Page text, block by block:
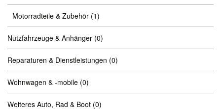
Motorradteile & Zubehör (1)
Nutzfahrzeuge & Anhänger (0)
Reparaturen & Dienstleistungen (0)
Wohnwagen & -mobile (0)
Weiteres Auto, Rad & Boot (0)